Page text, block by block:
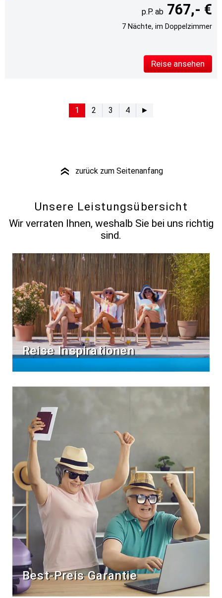
767,- €
7 Nächte, im Doppelzimmer
Reise ansehen
1 2 3 4 ►
» zurück zum Seitenanfang
Unsere Leistungsübersicht
Wir verraten Ihnen, weshalb Sie bei uns richtig
sind.
Reise Inspirationen
Best-Preis Garantie